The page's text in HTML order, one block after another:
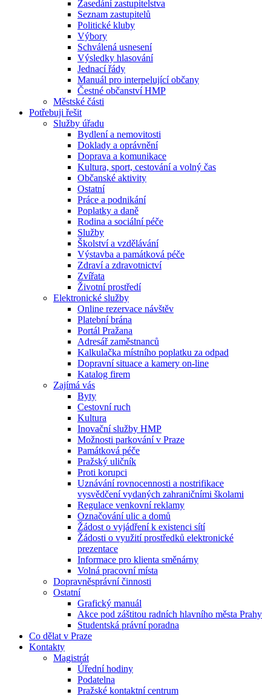
Zasedání zastupitelstva
Seznam zastupitelů
Politické kluby
Výbory
Schválená usnesení
Výsledky hlasování
Jednací řády
Manuál pro interpelující občany
Čestné občanství HMP
Městské části
Potřebuji řešit
Služby úřadu
Bydlení a nemovitosti
Doklady a oprávnění
Doprava a komunikace
Kultura, sport, cestování a volný čas
Občanské aktivity
Ostatní
Práce a podnikání
Poplatky a daně
Rodina a sociální péče
Služby
Školství a vzdělávání
Výstavba a památková péče
Zdraví a zdravotnictví
Zvířata
Životní prostředí
Elektronické služby
Online rezervace návštěv
Platební brána
Portál Pražana
Adresář zaměstnanců
Kalkulačka místního poplatku za odpad
Dopravní situace a kamery on-line
Katalog firem
Zajímá vás
Byty
Cestovní ruch
Kultura
Inovační služby HMP
Možnosti parkování v Praze
Památková péče
Pražský uličník
Proti korupci
Uznávání rovnocennosti a nostrifikace
vysvědčení vydaných zahraničními školami
Regulace venkovní reklamy
Označování ulic a domů
Žádost o vyjádření k existenci sítí
Žádosti o využití prostředků elektronické
prezentace
Informace pro klienta směnárny
Volná pracovní místa
Dopravněsprávní činnosti
Ostatní
Grafický manuál
Akce pod záštitou radních hlavního města Prahy
Studentská právní poradna
Co dělat v Praze
Kontakty
Magistrát
Úřední hodiny
Podatelna
Pražské kontaktní centrum